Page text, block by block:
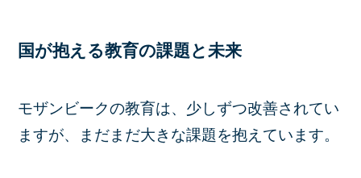
国が抱える教育の課題と未来
モザンビークの教育は、少しずつ改善されてい
ますが、まだまだ大きな課題を抱えています。